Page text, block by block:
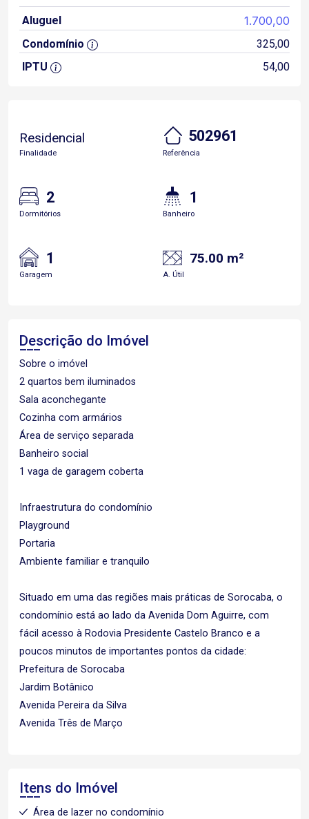
Aluguel 1.700,00
Condomínio
325,00
IPTU
54,00
Residencial
Finalidade
502961
Referência
2
Dormitórios
1
Banheiro
1
Garagem
75.00 m²
A. Útil
Descrição do Imóvel
Sobre o imóvel
2 quartos bem iluminados
Sala aconchegante
Cozinha com armários
Área de serviço separada
Banheiro social
1 vaga de garagem coberta
Infraestrutura do condomínio
Playground
Portaria
Ambiente familiar e tranquilo
Situado em uma das regiões mais práticas de Sorocaba, o
condomínio está ao lado da Avenida Dom Aguirre, com
fácil acesso à Rodovia Presidente Castelo Branco e a
poucos minutos de importantes pontos da cidade:
Prefeitura de Sorocaba
Jardim Botânico
Avenida Pereira da Silva
Avenida Três de Março
Itens do Imóvel
Área de lazer no condomínio